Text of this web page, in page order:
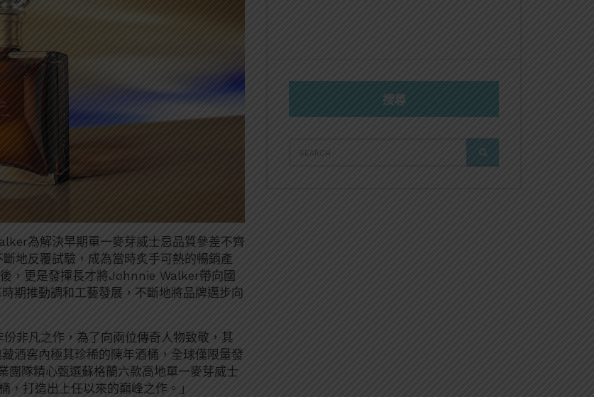
為解決早期單一麥芽威士忌品質參差不齊
地反覆試驗，成為當時炙手可熱的暢銷產
，更是發揮長才將Johnnie Walker帶向國
期推動調和工藝發展，不斷地將品牌邁步向
非凡之作，為了向兩位傳奇人物致敬，其
酒窖內極其珍稀的陳年酒桶，全球僅限量發
隊精心甄選蘇格蘭六款高地單一麥芽威士
，打造出上任以來的巔峰之作。」
搜尋
FOR:
SEARCH